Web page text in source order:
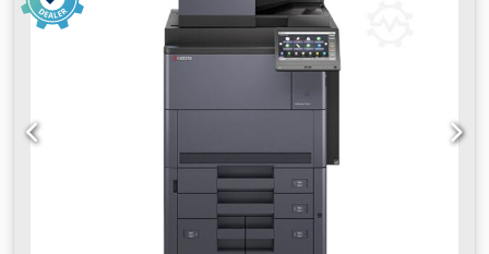
kārtībā. Dcjdey Hua Espfx Ad Sok - Atbalsta formātus no A6
līdz A3 - Maksimālais papīra svars: aptuveni 300 g/m² -
Automātiskā dokumentu padeve: viengājiena duplekss
skeneris - Paredzēts līdz 300 000 izdrukām mēnesī